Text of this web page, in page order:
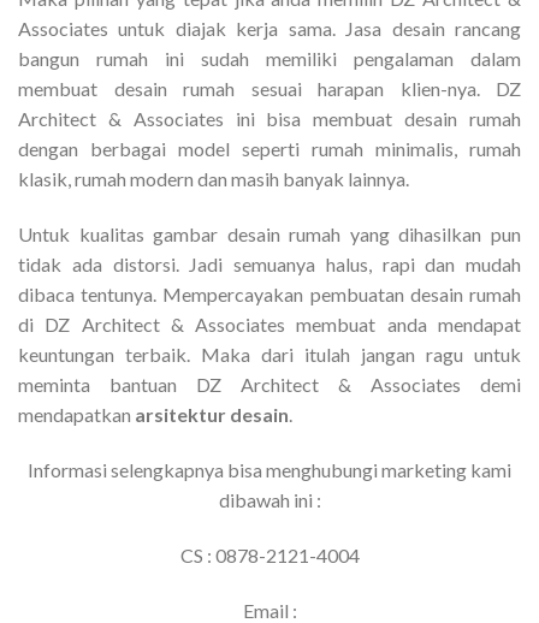
Associates untuk diajak kerja sama. Jasa desain rancang
bangun rumah ini sudah memiliki pengalaman dalam
membuat desain rumah sesuai harapan klien-nya. DZ
Architect & Associates ini bisa membuat desain rumah
dengan berbagai model seperti rumah minimalis, rumah
klasik, rumah modern dan masih banyak lainnya.
Untuk kualitas gambar desain rumah yang dihasilkan pun
tidak ada distorsi. Jadi semuanya halus, rapi dan mudah
dibaca tentunya. Mempercayakan pembuatan desain rumah
di DZ Architect & Associates membuat anda mendapat
keuntungan terbaik. Maka dari itulah jangan ragu untuk
meminta bantuan DZ Architect & Associates demi
mendapatkan arsitektur desain.
Informasi selengkapnya bisa menghubungi marketing kami
dibawah ini :
CS : 0878-2121-4004
Email :